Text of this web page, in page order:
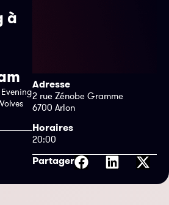
à
Adresse
2 rue Zénobe Gramme
6700 Arlon
Horaires
20:00
Partager